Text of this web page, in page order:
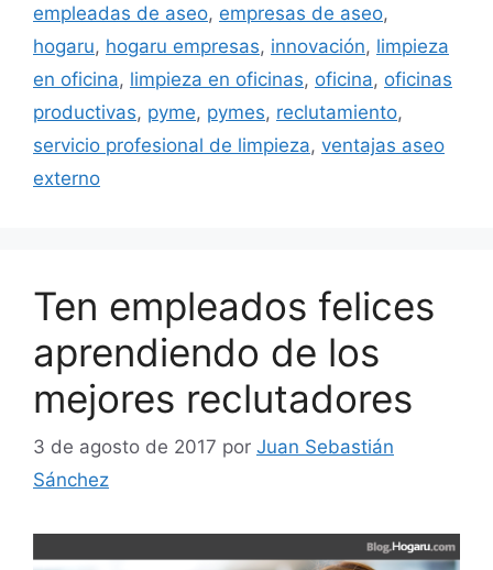
empleadas de aseo, empresas de aseo,
hogaru, hogaru empresas, innovación, limpieza
en oficina, limpieza en oficinas, oficina, oficinas
productivas, pyme, pymes, reclutamiento,
servicio profesional de limpieza, ventajas aseo
externo
Ten empleados felices
aprendiendo de los
mejores reclutadores
3 de agosto de 2017 por Juan Sebastián
Sánchez